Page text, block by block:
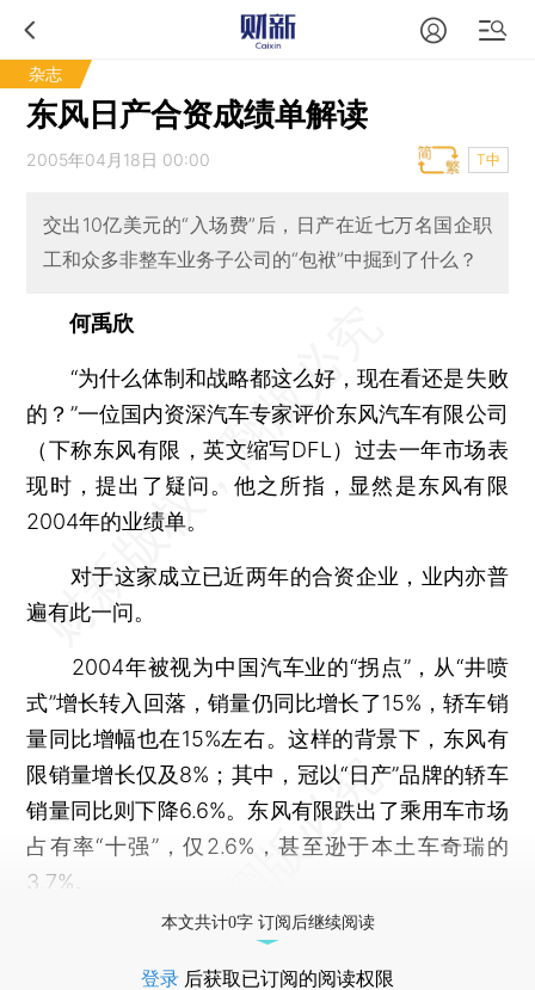
杂志
东风日产合资成绩单解读
2005年04月18日 00:00 T中
交出10亿美元的“入场费”后，日产在近七万名国企职
工和众多非整车业务子公司的“包袱”中掘到了什么？
何禹欣
“为什么体制和战略都这么好，现在看还是失败
的？”一位国内资深汽车专家评价东风汽车有限公司
（下称东风有限，英文缩写DFL）过去一年市场表
现时，提出了疑问。他之所指，显然是东风有限
2004年的业绩单。
对于这家成立已近两年的合资企业，业内亦普
遍有此一问。
2004年被视为中国汽车业的“拐点”，从“井喷
式”增长转入回落，销量仍同比增长了15%，轿车销
量同比增幅也在15%左右。这样的背景下，东风有
限销量增长仅及8%；其中，冠以“日产”品牌的轿车
销量同比则下降6.6%。东风有限跌出了乘用车市场
占有率“十强”，仅2.6%，甚至逊于本土车奇瑞的
3.7%。
本文共计0字 订阅后继续阅读
登录 后获取已订阅的阅读权限